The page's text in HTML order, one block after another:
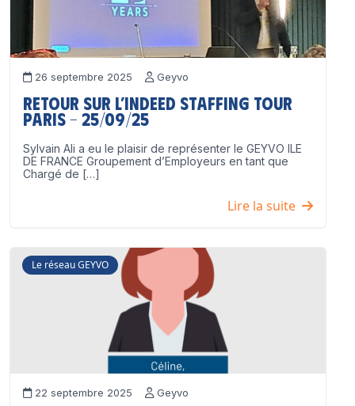
26 septembre 2025 Geyvo
Retour sur l’Indeed Staffing Tour
Paris – 25/09/25
Sylvain Ali a eu le plaisir de représenter le GEYVO ILE
DE FRANCE Groupement d’Employeurs en tant que
Chargé de […]
Lire la suite
Le réseau GEYVO
22 septembre 2025 Geyvo